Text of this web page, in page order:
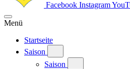
Facebook Instagram
Menü
Startseite
Saison
Saison